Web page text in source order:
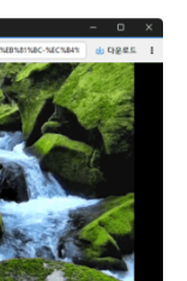
램을 개발해드립
램을 개발해드립
램을 개발해드립
램을 개발해드립